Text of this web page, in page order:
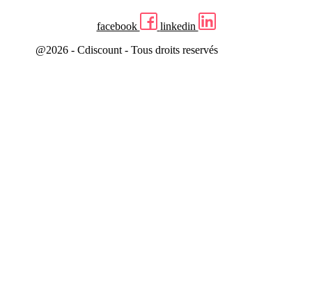
facebook
linkedin
@2026 - Cdiscount - Tous droits reservés